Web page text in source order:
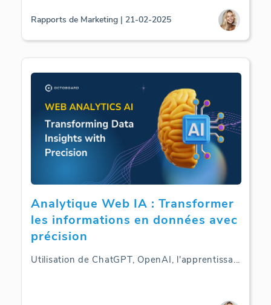
Rapports de Marketing | 21-02-2025
Analytique Web IA : Transformer
les informations en données avec
précision
Utilisation de ChatGPT, OpenAI, l'apprentissa...